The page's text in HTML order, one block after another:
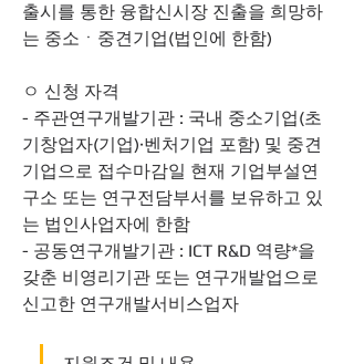
출시를 통한 융합신시장 진출을 희망하
는 중소ㆍ중견기업(법인에 한함)
ㅇ 신청 자격
- 주관연구개발기관 : 국내 중소기업(초
기창업자(기업)·벤처기업 포함) 및 중견
기업으로 접수마감일 현재 기업부설연
구소 또는 연구전담부서를 보유하고 있
는 법인사업자에 한함
- 공동연구개발기관 : ICT R&D 역량*을
갖춘 비영리기관 또는 연구개발업으로
신고한 연구개발서비스업자